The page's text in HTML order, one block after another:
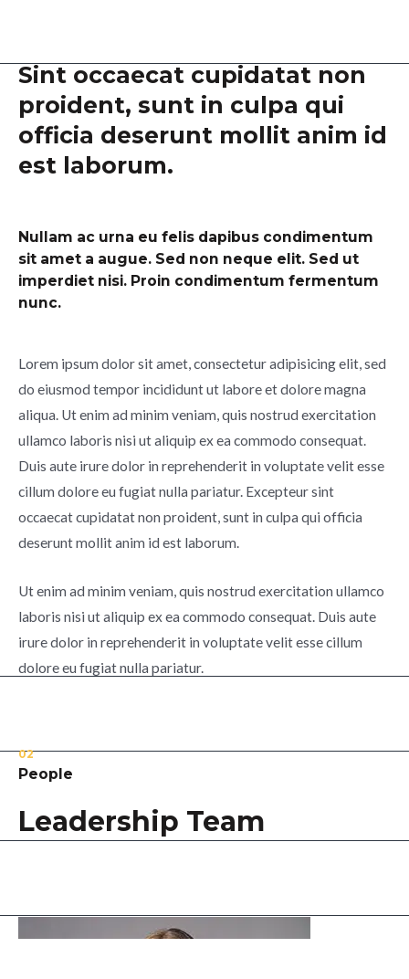
Sint occaecat cupidatat non
proident, sunt in culpa qui
officia deserunt mollit anim id
est laborum.
Nullam ac urna eu felis dapibus condimentum
sit amet a augue. Sed non neque elit. Sed ut
imperdiet nisi. Proin condimentum fermentum
nunc.
Lorem ipsum dolor sit amet, consectetur adipisicing elit, sed
do eiusmod tempor incididunt ut labore et dolore magna
aliqua. Ut enim ad minim veniam, quis nostrud exercitation
ullamco laboris nisi ut aliquip ex ea commodo consequat.
Duis aute irure dolor in reprehenderit in voluptate velit esse
cillum dolore eu fugiat nulla pariatur. Excepteur sint
occaecat cupidatat non proident, sunt in culpa qui officia
deserunt mollit anim id est laborum.
Ut enim ad minim veniam, quis nostrud exercitation ullamco
laboris nisi ut aliquip ex ea commodo consequat. Duis aute
irure dolor in reprehenderit in voluptate velit esse cillum
dolore eu fugiat nulla pariatur.
02
People
Leadership Team